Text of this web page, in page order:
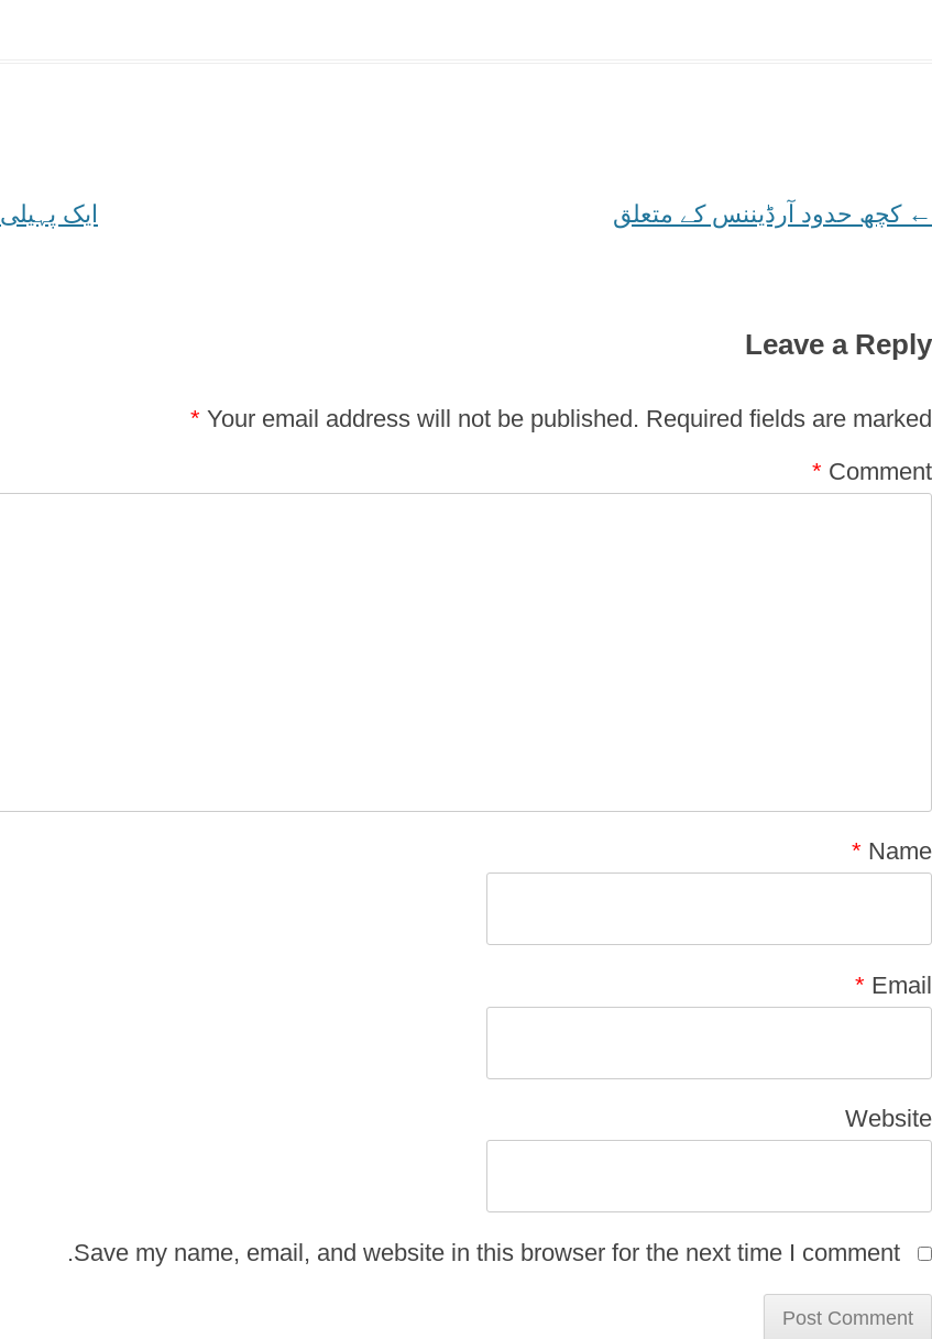
Post
← کچھ حدود آرڈیننس کے متعلق ایک پہیلی
Leave a Reply
Your email address will not be published. Required fields are marked
*
Comment
*
Name
*
Email
*
Website
Save my name, email, and website in this browser for the next time I comment.